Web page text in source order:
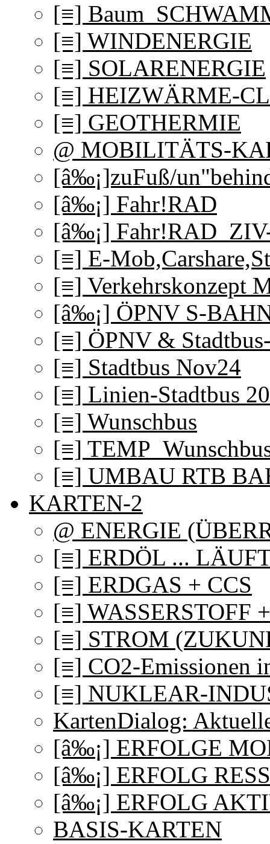
[≡]
[≡] WINDENERGIE
[≡] SOLARENERGIE
[≡] HEIZWÄRME-
[≡] GEOTHERMIE
@ MOBILITÄTS-
[â‰¡]zuFuß/
[â‰¡] Fahr!RAD
[â‰¡]
[≡] E-
[≡] Verkehrskonzept
[â‰¡] ÖPNV S-
[≡] ÖPNV &
[≡] Stadtbus Nov24
[≡] Linien-Stadtbus
[≡] Wunschbus
[≡]
[≡] UMBAU RTB
KARTEN-2
@ ENERGIE
[≡] ERDÖL ...
[≡] ERDGAS + CCS
[≡] WASSERSTOFF
[≡] STROM
[≡] CO2-Emissionen
[≡] NUKLEAR-
KartenDialog:
[â‰¡] ERFOLGE
[â‰¡] ERFOLG
[â‰¡] ERFOLG
BASIS-KARTEN